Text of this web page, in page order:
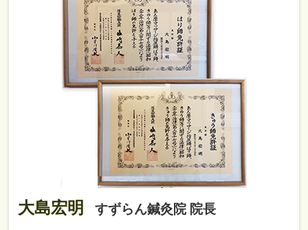
大島宏明 すずらん鍼灸院 院長